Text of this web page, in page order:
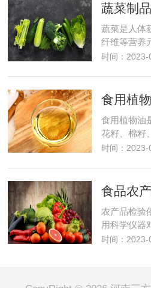
蔬菜是人体
纤维等营养
时间：2023-
食用植物油
花籽、棉籽
时间：2023-
农产品检验
用科学仪器
时间：2023-